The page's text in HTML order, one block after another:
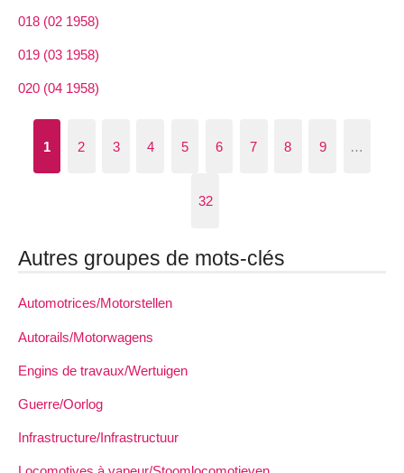
018 (02 1958)
019 (03 1958)
020 (04 1958)
1 2 3 4 5 6 7 8 9 …
32
Autres groupes de mots-clés
Automotrices/Motorstellen
Autorails/Motorwagens
Engins de travaux/Wertuigen
Guerre/Oorlog
Infrastructure/Infrastructuur